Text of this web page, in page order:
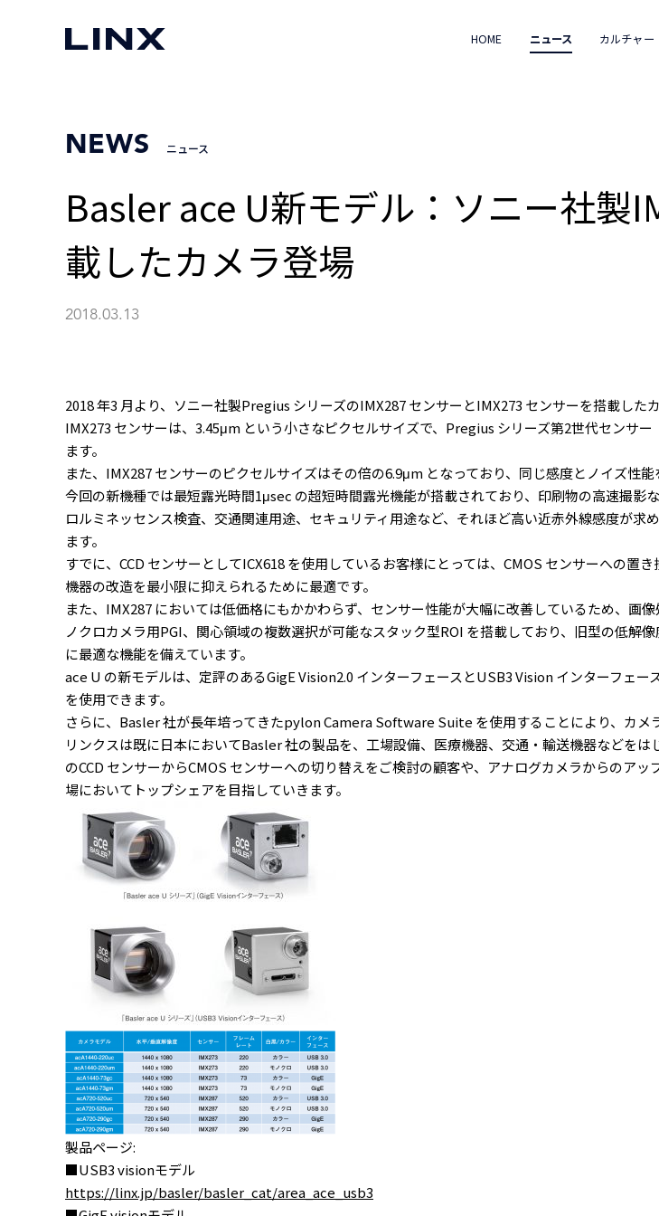
HOME ニュース カルチャー
NEWS ニュース
Basler ace U新モデル：ソニー社製
載したカメラ登場
2018.03.13
2018 年3 月より、ソニー社製Pregius シリーズのIMX287 センサーとIMX273 センサーを搭載した
IMX273 センサーは、3.45μm という小さなピクセルサイズで、Pregius シリーズ第2世代センサ
ます。
また、IMX287 センサーのピクセルサイズはその倍の6.9μm となっており、同じ感度とノイズ性
今回の新機種では最短露光時間1μsec の超短時間露光機能が搭載されており、印刷物の高速撮
ロルミネッセンス検査、交通関連用途、セキュリティ用途など、それほど高い近赤外線感度が
ます。
すでに、CCD センサーとしてICX618 を使用しているお客様にとっては、CMOS センサーへの
機器の改造を最小限に抑えられるために最適です。
また、IMX287 においては低価格にもかかわらず、センサー性能が大幅に改善しているため、画
ノクロカメラ用PGI、関心領域の複数選択が可能なスタック型ROI を搭載しており、旧型の低解
に最適な機能を備えています。
ace U の新モデルは、定評のあるGigE Vision2.0 インターフェースとUSB3 Vision インターフェ
を使用できます。
さらに、Basler 社が長年培ってきたpylon Camera Software Suite を使用することにより、カメ
リンクスは既に日本においてBasler 社の製品を、工場設備、医療機器、交通・輸送機器などを
のCCD センサーからCMOS センサーへの切り替えをご検討の顧客や、アナログカメラからのア
場においてトップシェアを目指していきます。
製品ページ:
■USB3 visionモデル
https://linx.jp/basler/basler_cat/area_ace_usb3